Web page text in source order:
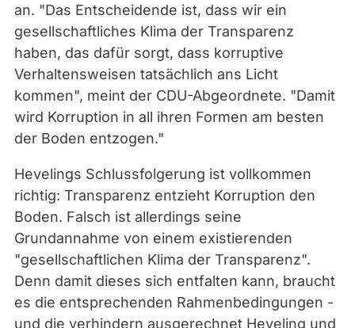
an. "Das Entscheidende ist, dass wir ein
gesellschaftliches Klima der Transparenz
haben, das dafür sorgt, dass korruptive
Verhaltensweisen tatsächlich ans Licht
kommen", meint der CDU-Abgeordnete. "Damit
wird Korruption in all ihren Formen am besten
der Boden entzogen."
Hevelings Schlussfolgerung ist vollkommen
richtig: Transparenz entzieht Korruption den
Boden. Falsch ist allerdings seine
Grundannahme von einem existierenden
"gesellschaftlichen Klima der Transparenz".
Denn damit dieses sich entfalten kann, braucht
es die entsprechenden Rahmenbedingungen -
und die verhindern ausgerechnet Heveling und